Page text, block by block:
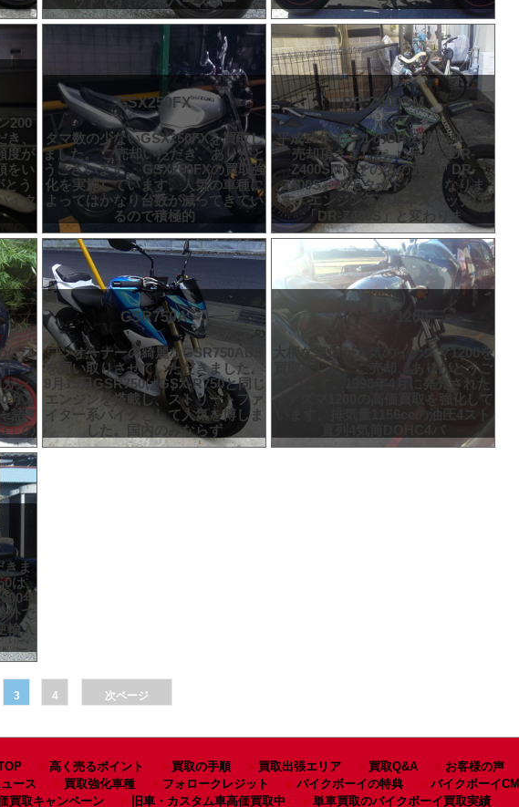
200
、
度が
をい
う
イク
GSX250FX
タマ数の少ないGSX250FXを買取し
ました。 ご売却いただき、ありがと
うございます。 GSX250FXの買取強
化を実施しています。人気の車種に
よってはかなり台数が減ってきてい
るので積極的
DR-Z400SM
平成18年モデルのDR-Z400SMをご
売却頂きました。3月28日DR-
Z400SMはその名の通り「DR-
Z400S」のモタード仕様となりま
す。エンジン等の基本スペックは
「DR-Z400S」と変わりま
にス
っ
ン
ガン
語
」の
GSR750A
ワンオーナーの綺麗なGSR750ABS
を買い取りさせていただきました。
9月15日GSR750はGSX-R750と同じ
エンジンを搭載し、ストリートファ
イター系バイクとして人気を博しま
した。国内のみならず
イナズマ1200
大柄な車体が人気のイナズマ1200を
買取ました。ご売却、ありがとうご
ざいます。1998年4月に発売された
イナズマ1200の高価買取を強化して
います。排気量1156ccの油圧4スト
きま
は
年
外で
輸入
ご
3 4 次ページ
高く売るポイント 買取の手順 買取出張エリア 買取Q&A お客様の声
ース 買取強化車種 フォロークレジット バイクボーイの特典 バイクボーイCM
買取キャンペーン
旧車・カスタム車高価買取中 単車買取のバイクボーイ買取実績